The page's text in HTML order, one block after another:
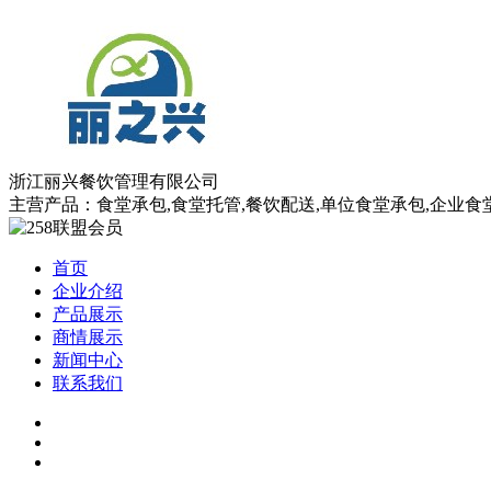
浙江丽兴餐饮管理有限公司
主营产品：食堂承包,食堂托管,餐饮配送,单位食堂承包,企业食
首页
企业介绍
产品展示
商情展示
新闻中心
联系我们